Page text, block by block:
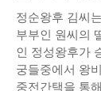
이명덕칼럼
김선옥칼럼
김원동칼럼
100인선/독자
100인선
독자광장
여행
인근여행지
인터뷰/탐방
정순왕후 김씨
부부인 원씨의
인 정성왕후가
궁들중에서 왕
중전간택을 통